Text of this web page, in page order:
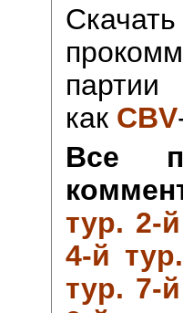
Скачать
партии
как CBV
Все
тур. 2-
4-й тур.
тур. 7-